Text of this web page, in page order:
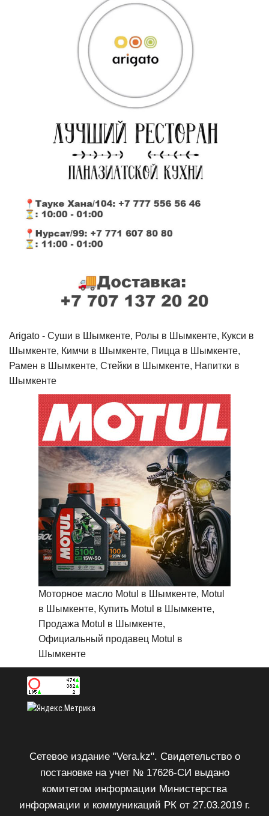
Arigato - Cуши в Шымкенте, Ролы в Шымкенте, Кукси в
Шымкенте, Кимчи в Шымкенте, Пицца в Шымкенте,
Рамен в Шымкенте, Стейки в Шымкенте, Напитки в
Шымкенте
Моторное масло Motul в Шымкенте, Motul
в Шымкенте, Купить Motul в Шымкенте,
Продажа Motul в Шымкенте,
Официальный продавец Motul в
Шымкенте
Сетевое издание "Vera.kz". Свидетельство о
постановке на учет № 17626-СИ выдано
комитетом информации Министерства
информации и коммуникаций РК от 27.03.2019 г.